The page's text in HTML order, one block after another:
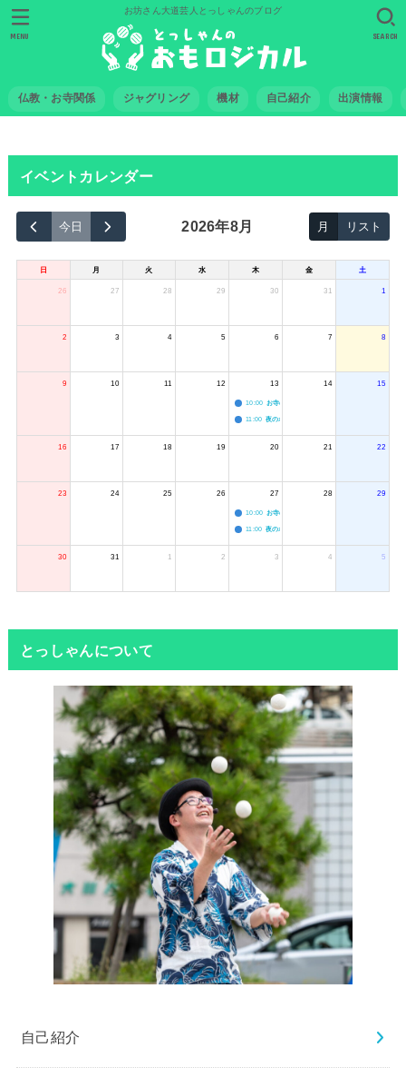
お坊さん大道芸人とっしゃんのブログ
仏教・お寺関係 ジャグリング 機材 自己紹介 出演情報
SEARCH
MENU
イベントカレンダー
今日 2026年8月 月 リスト
日 月 火 水 木 金 土
26 27 28 29 30 31 1
2 3 4 5 6 7 8
9 10 11 12 13
10:00 お寺のジャグリング教室
11:00 夜のボードゲーム会
14 15
16 17 18 19 20 21 22
23 24 25 26 27
10:00 お寺のジャグリング教室
11:00 夜のボードゲーム会
28 29
30 31 1 2 3 4 5
とっしゃんについて
自己紹介